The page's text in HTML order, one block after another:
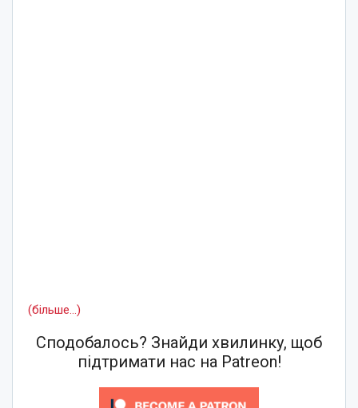
(більше…)
Сподобалось? Знайди хвилинку, щоб
підтримати нас на Patreon!